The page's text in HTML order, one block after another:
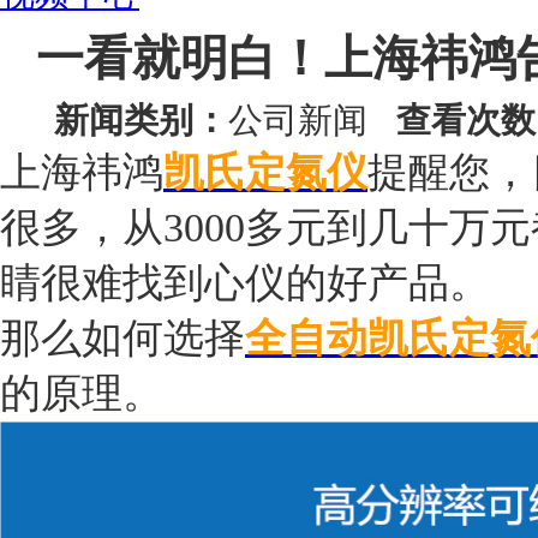
一看就明白！上海祎
新闻类别： 公司新闻 查看次
上海祎鸿凯氏定氮仪提醒您，
很多，从3000多元到几十万
睛很难找到心仪的好产品。
那么如何选择全自动凯氏定
的原理。